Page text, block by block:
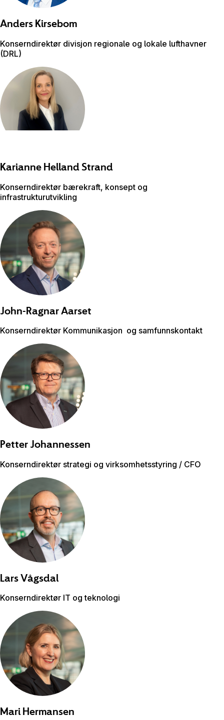
Anders Kirsebom
Konserndirektør divisjon regionale og lokale lufthavner
(DRL)
Karianne HellandStrand
Konserndirektør bærekraft, ​konsept og
infrastrukturutvikling
John-RagnarAarset
Konserndirektør Kommunikasjon ​ og samfunnskontakt​
Petter Johannessen
Konserndirektør strategi og virksomhetsstyring / CFO
LarsVågsdal
Konserndirektør IT og teknologi​
Mari Hermansen